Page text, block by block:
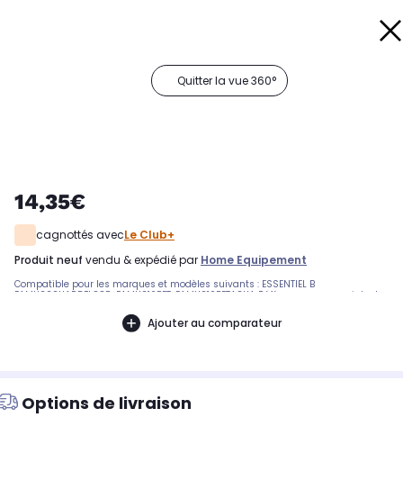
Quitter la vue 360°
14,35€
cagnottés avecLe Club+
produit neuf vendu & expédié par Home Equipement
Compatible pour les marques et modèles suivants : ESSENTIEL B
EAMU222HARDFLOOR, EAMU216PET, EAMU216PETAQUA Référence commerciale de
compatibles :ASPIRATEUR BALAI ESSENTIELB EAMU 216 PET, ASPIRATEUR BALAI
ESSENTIELB EAMU 216 PET AQUA, ASPIRATEUR BALAI ESSENTIELB EAMU 222
Ajouter au comparateur
Options de livraison